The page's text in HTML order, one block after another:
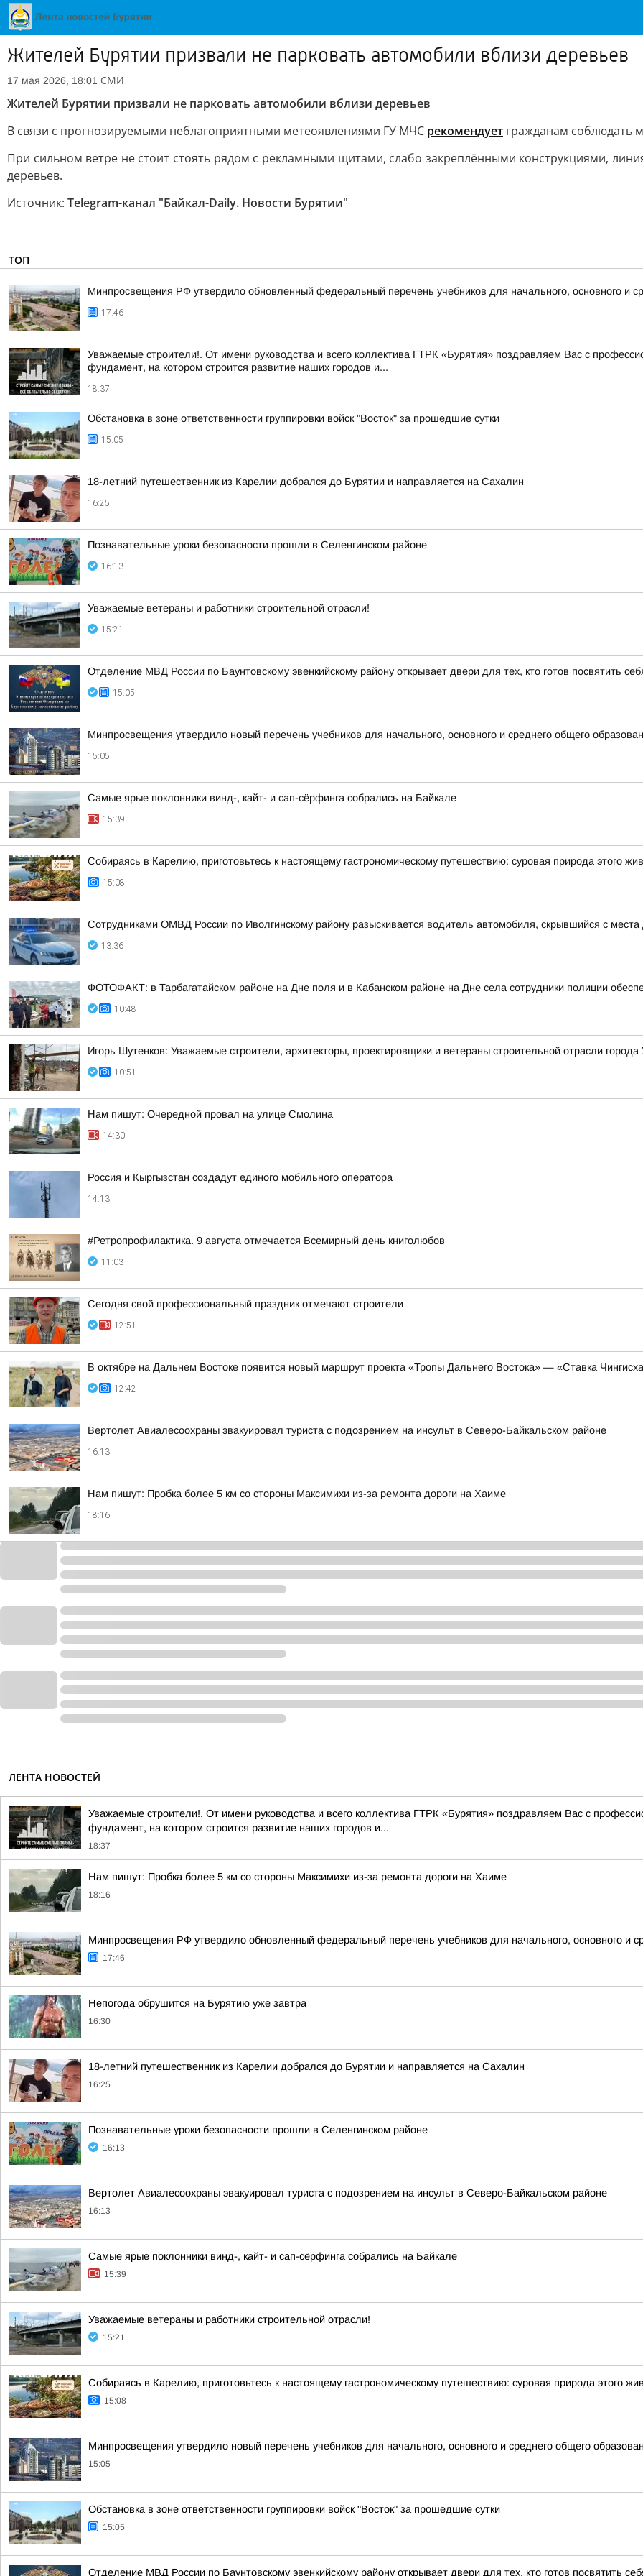
Жителей Бурятии призвали не парковать автомобили вблизи деревьев
17 мая 2026, 18:01 СМИ
Жителей Бурятии призвали не парковать автомобили вблизи деревьев
В связи с прогнозируемыми неблагоприятными метеоявлениями ГУ МЧС рекомендует гражданам соблюдать
При сильном ветре не стоит стоять рядом с рекламными щитами, слабо закреплёнными конструкциями,
деревьев.
Источник: Telegram-канал "Байкал-Daily. Новости Бурятии"
ТОП
Минпросвещения РФ утвердило обновленный федеральный перечень учебников для начального, основного и
17:46
Уважаемые строители!. От имени руководства и всего коллектива ГТРК «Бурятия» поздравляем Вас с
фундамент, на котором строится развитие наших городов и...
18:37
Обстановка в зоне ответственности группировки войск "Восток" за прошедшие сутки
15:05
18-летний путешественник из Карелии добрался до Бурятии и направляется на Сахалин
16:25
Познавательные уроки безопасности прошли в Селенгинском районе
16:13
Уважаемые ветераны и работники строительной отрасли!
15:21
Отделение МВД России по Баунтовскому эвенкийскому району открывает двери для тех, кто готов посвятить
15:05
Минпросвещения утвердило новый перечень учебников для начального, основного и среднего общего
15:05
Самые ярые поклонники винд-, кайт- и сап-сёрфинга собрались на Байкале
15:39
Собираясь в Карелию, приготовьтесь к настоящему гастрономическому путешествию: суровая природа этого
15:08
Сотрудниками ОМВД России по Иволгинскому району разыскивается водитель автомобиля, скрывшийся с
13:36
ФОТОФАКТ: в Тарбагатайском районе на Дне поля и в Кабанском районе на Дне села сотрудники полиции
10:48
Игорь Шутенков: Уважаемые строители, архитекторы, проектировщики и ветераны строительной отрасли города
10:51
Нам пишут: Очередной провал на улице Смолина
14:30
Россия и Кыргызстан создадут единого мобильного оператора
14:13
#Ретропрофилактика. 9 августа отмечается Всемирный день книголюбов
11:03
Сегодня свой профессиональный праздник отмечают строители
12:51
В октябре на Дальнем Востоке появится новый маршрут проекта «Тропы Дальнего Востока» — «Ставка
12:42
Вертолет Авиалесоохраны эвакуировал туриста с подозрением на инсульт в Северо-Байкальском районе
16:13
Нам пишут: Пробка более 5 км со стороны Максимихи из-за ремонта дороги на Хаиме
18:16
ЛЕНТА НОВОСТЕЙ
Уважаемые строители!. От имени руководства и всего коллектива ГТРК «Бурятия» поздравляем Вас с
фундамент, на котором строится развитие наших городов и...
18:37
Нам пишут: Пробка более 5 км со стороны Максимихи из-за ремонта дороги на Хаиме
18:16
Минпросвещения РФ утвердило обновленный федеральный перечень учебников для начального, основного и
17:46
Непогода обрушится на Бурятию уже завтра
16:30
18-летний путешественник из Карелии добрался до Бурятии и направляется на Сахалин
16:25
Познавательные уроки безопасности прошли в Селенгинском районе
16:13
Вертолет Авиалесоохраны эвакуировал туриста с подозрением на инсульт в Северо-Байкальском районе
16:13
Самые ярые поклонники винд-, кайт- и сап-сёрфинга собрались на Байкале
15:39
Уважаемые ветераны и работники строительной отрасли!
15:21
Собираясь в Карелию, приготовьтесь к настоящему гастрономическому путешествию: суровая природа этого
15:08
Минпросвещения утвердило новый перечень учебников для начального, основного и среднего общего
15:05
Обстановка в зоне ответственности группировки войск "Восток" за прошедшие сутки
15:05
Отделение МВД России по Баунтовскому эвенкийскому району открывает двери для тех, кто готов посвятить